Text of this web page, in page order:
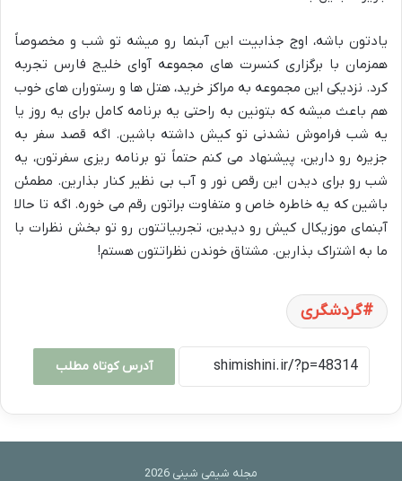
یادتون باشه، اوج جذابیت این آبنما رو میشه تو شب و مخصوصاً
همزمان با برگزاری کنسرت های مجموعه آوای خلیج فارس تجربه
کرد. نزدیکی این مجموعه به مراکز خرید، هتل ها و رستوران های خوب
هم باعث میشه که بتونین به راحتی یه برنامه کامل برای یه روز یا
یه شب فراموش نشدنی تو کیش داشته باشین. اگه قصد سفر به
جزیره رو دارین، پیشنهاد می کنم حتماً تو برنامه ریزی سفرتون، یه
شب رو برای دیدن این رقص نور و آب بی نظیر کنار بذارین. مطمئن
باشین که یه خاطره خاص و متفاوت براتون رقم می خوره. اگه تا حالا
آبنمای موزیکال کیش رو دیدین، تجربیاتتون رو تو بخش نظرات با
ما به اشتراک بذارین. مشتاق خوندن نظراتتون هستم!
گردشگری
آدرس کوتاه مطلب
مجله شیمی شینی 2026